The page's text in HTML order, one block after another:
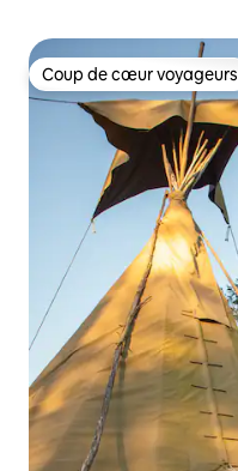
Coup de cœur voyageurs
Coup de cœur voyageurs